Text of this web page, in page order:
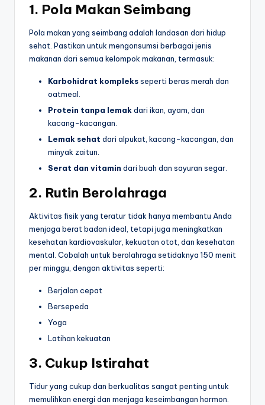
1. Pola Makan Seimbang
Pola makan yang seimbang adalah landasan dari hidup
sehat. Pastikan untuk mengonsumsi berbagai jenis
makanan dari semua kelompok makanan, termasuk:
Karbohidrat kompleksseperti beras merah dan
oatmeal.
Protein tanpa lemakdari ikan, ayam, dan
kacang-kacangan.
Lemak sehat dari alpukat, kacang-kacangan, dan
minyak zaitun.
Serat dan vitamin dari buah dan sayuran segar.
2. Rutin Berolahraga
Aktivitas fisik yang teratur tidak hanya membantu Anda
menjaga berat badan ideal, tetapi juga meningkatkan
kesehatan kardiovaskular, kekuatan otot, dan kesehatan
mental. Cobalah untuk berolahraga setidaknya 150 menit
per minggu, dengan aktivitas seperti:
Berjalan cepat
Bersepeda
Yoga
Latihan kekuatan
3. Cukup Istirahat
Tidur yang cukup dan berkualitas sangat penting untuk
memulihkan energi dan menjaga keseimbangan hormon.